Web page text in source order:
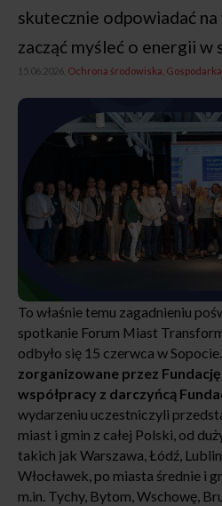
skutecznie odpowiadać na
zacząć myśleć o energii w
15.06.2026, Ochrona środowiska
To właśnie temu zagadnieniu
spotkanie Forum Miast
odbyło się 15 czerwca w Sopocie.
zorganizowane przez
współpracy z darczyńcą
wydarzeniu uczestniczyli
miast i gmin z całej Polski, od
takich jak Warszawa, Łódź,
Włocławek, po miasta średnie i
m.in. Tychy, Bytom, Wschowę,